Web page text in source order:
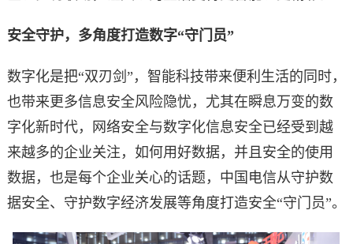
安全守护，多角度打造数字“守门员”
数字化是把“双刃剑”，智能科技带来便利生活的同时，
也带来更多信息安全风险隐忧，尤其在瞬息万变的数
字化新时代，网络安全与数字化信息安全已经受到越
来越多的企业关注，如何用好数据，并且安全的使用
数据，也是每个企业关心的话题，中国电信从守护数
据安全、守护数字经济发展等角度打造安全“守门员”。